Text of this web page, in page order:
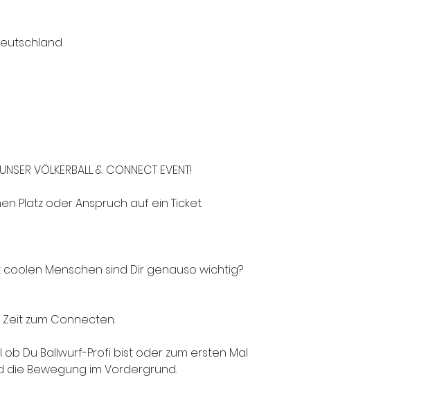
VÖLKERBALL & CONNECT EVENT!
Platz oder Anspruch auf ein Ticket.
Menschen sind Dir genauso wichtig?
zum Connecten.
Du Ballwurf-Profi bist oder zum ersten Mal
die Bewegung im Vordergrund.